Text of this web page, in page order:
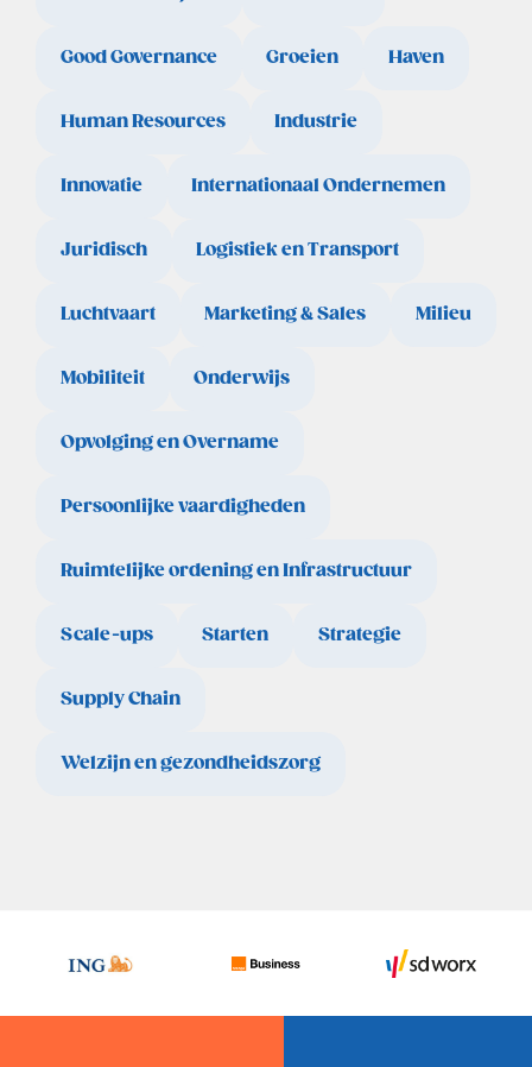
Good Governance Groeien Haven
Human Resources Industrie
Innovatie Internationaal Ondernemen
Juridisch Logistiek en Transport
Luchtvaart Marketing & Sales Milieu
Mobiliteit Onderwijs
Opvolging en Overname
Persoonlijke vaardigheden
Ruimtelijke ordening en Infrastructuur
Scale-ups Starten Strategie
Supply Chain
Welzijn en gezondheidszorg